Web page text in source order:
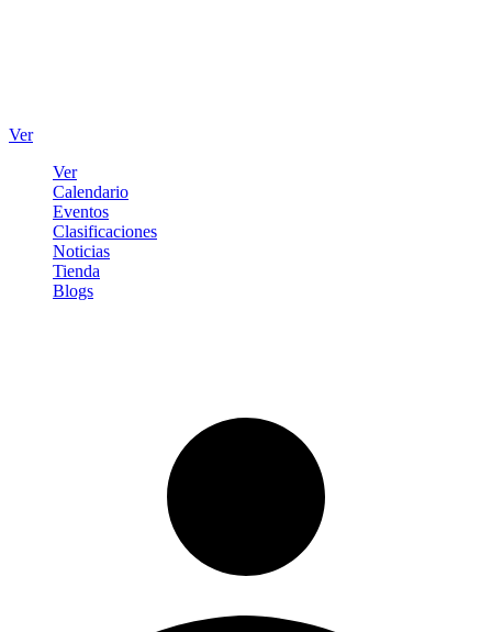
Ver
Ver
Calendario
Eventos
Clasificaciones
Noticias
Tienda
Blogs